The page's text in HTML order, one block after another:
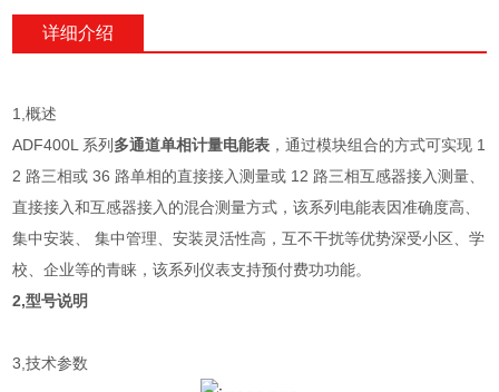
详细介绍
1,概述
ADF400L 系列 多通道单相计量电能表 ，通过模块组合的方式可实现 1
2 路三相或 36 路单相的直接接入测量或 12 路三相互感器接入测量、
直接接入和互感器接入的混合测量方式，该系列电能表因准确度高、
集中安装、 集中管理、安装灵活性高，互不干扰等优势深受小区、学
校、企业等的青睐，该系列仪表支持预付费功功能。
2,型号说明
3,技术参数